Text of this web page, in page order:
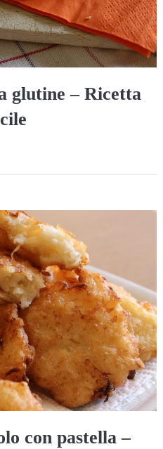
glutine – Ricetta
con pastella –